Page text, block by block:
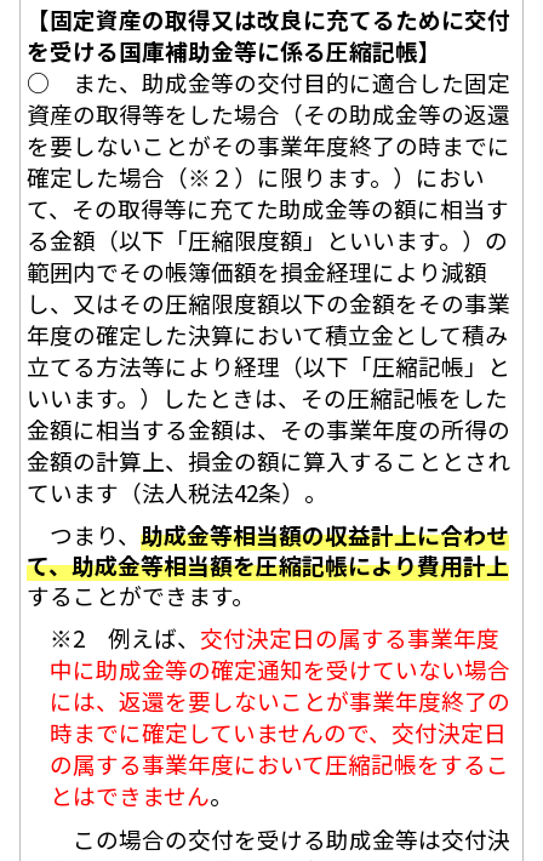
【固定資産の取得又は改良に充てるために交付
を受ける国庫補助金等に係る圧縮記帳】
○ また、助成金等の交付目的に適合した固定
資産の取得等をした場合（その助成金等の返還
を要しないことがその事業年度終了の時までに
確定した場合（※２）に限ります。）におい
て、その取得等に充てた助成金等の額に相当す
る金額（以下「圧縮限度額」といいます。）の
範囲内でその帳簿価額を損金経理により減額
し、又はその圧縮限度額以下の金額をその事業
年度の確定した決算において積立金として積み
立てる方法等により経理（以下「圧縮記帳」と
いいます。）したときは、その圧縮記帳をした
金額に相当する金額は、その事業年度の所得の
金額の計算上、損金の額に算入することとされ
ています（法人税法42条）。
つまり、 助成金等相当額の収益計上に合わせ
て、助成金等相当額を圧縮記帳により費用計上
することができます。
※2 例えば、 交付決定日の属する事業年度
中に助成金等の確定通知を受けていない場合
には、返還を要しないことが事業年度終了の
時までに確定していませんので、交付決定日
の属する事業年度において圧縮記帳をするこ
とはできません。
この場合の交付を受ける助成金等は交付決